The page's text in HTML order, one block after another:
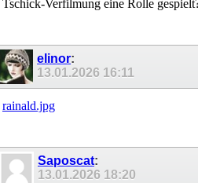
Tschick-Verfilmung eine Rolle
elinor:
13.01.2026 16:11
rainald.jpg
Saposcat:
13.01.2026 18:20